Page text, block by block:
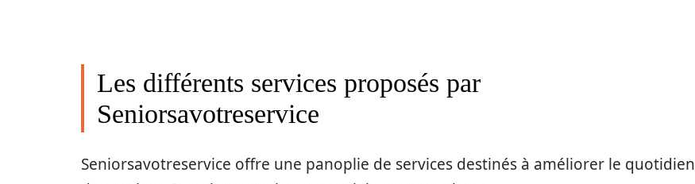
Les différents services proposés par
Seniorsavotreservice
Seniorsavotreservice offre une panoplie de services destinés à améliorer le quotidien